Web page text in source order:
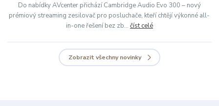
Do nabídky AVcenter přichází Cambridge Audio Evo 300 – nový
prémiový streaming zesilovač pro posluchače, kteří chtějí výkonné all-
in-one řešení bez zb... číst celé
Zobrazit všechny novinky